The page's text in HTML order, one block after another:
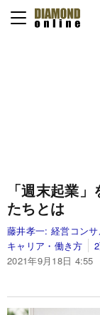
「週末起業
たちとは
藤井孝一: 経営コン
キャリア・働き方
2021年9月18日 4:55